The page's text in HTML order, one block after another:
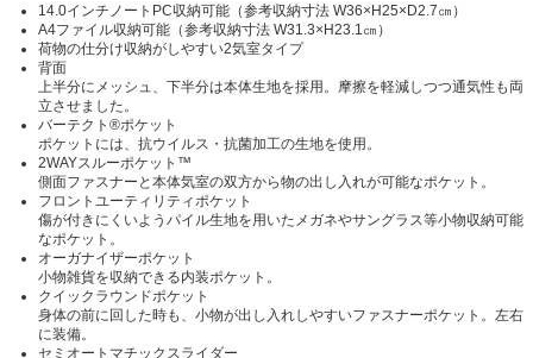
14.0インチノートPC収納可能（参考収納寸法 W36×H25×D2.7㎝）
A4ファイル収納可能（参考収納寸法 W31.3×H23.1㎝）
荷物の仕分け収納がしやすい2気室タイプ
背面
上半分にメッシュ、下半分は本体生地を採用。摩擦を軽減しつつ通気性も両
立させました。
バーテクト®ポケット
ポケットには、抗ウイルス・抗菌加工の生地を使用。
2WAYスルーポケット™
側面ファスナーと本体気室の双方から物の出し入れが可能なポケット。
フロントユーティリティポケット
傷が付きにくいようパイル生地を用いたメガネやサングラス等小物収納可能
なポケット。
オーガナイザーポケット
小物雑貨を収納できる内装ポケット。
クイックラウンドポケット
身体の前に回した時も、小物が出し入れしやすいファスナーポケット。左右
に装備。
セミオートマチックスライダー